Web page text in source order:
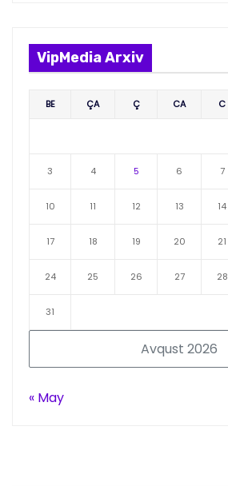
VipMedia Arxiv
Avqust 2026
BE ÇA Ç CA C
3 4 5 6 7
10 11 12 13 14
17 18 19 20 21
24 25 26 27 28
31
« May